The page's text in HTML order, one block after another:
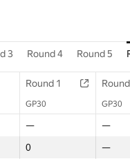
3 Round 4 Round 5
Round 1
GP30 GP30
—
—
0
—
Round 1
GP30 GP30
—
—
0
—